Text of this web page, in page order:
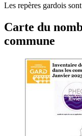
Les repères gardois
Carte du
commune